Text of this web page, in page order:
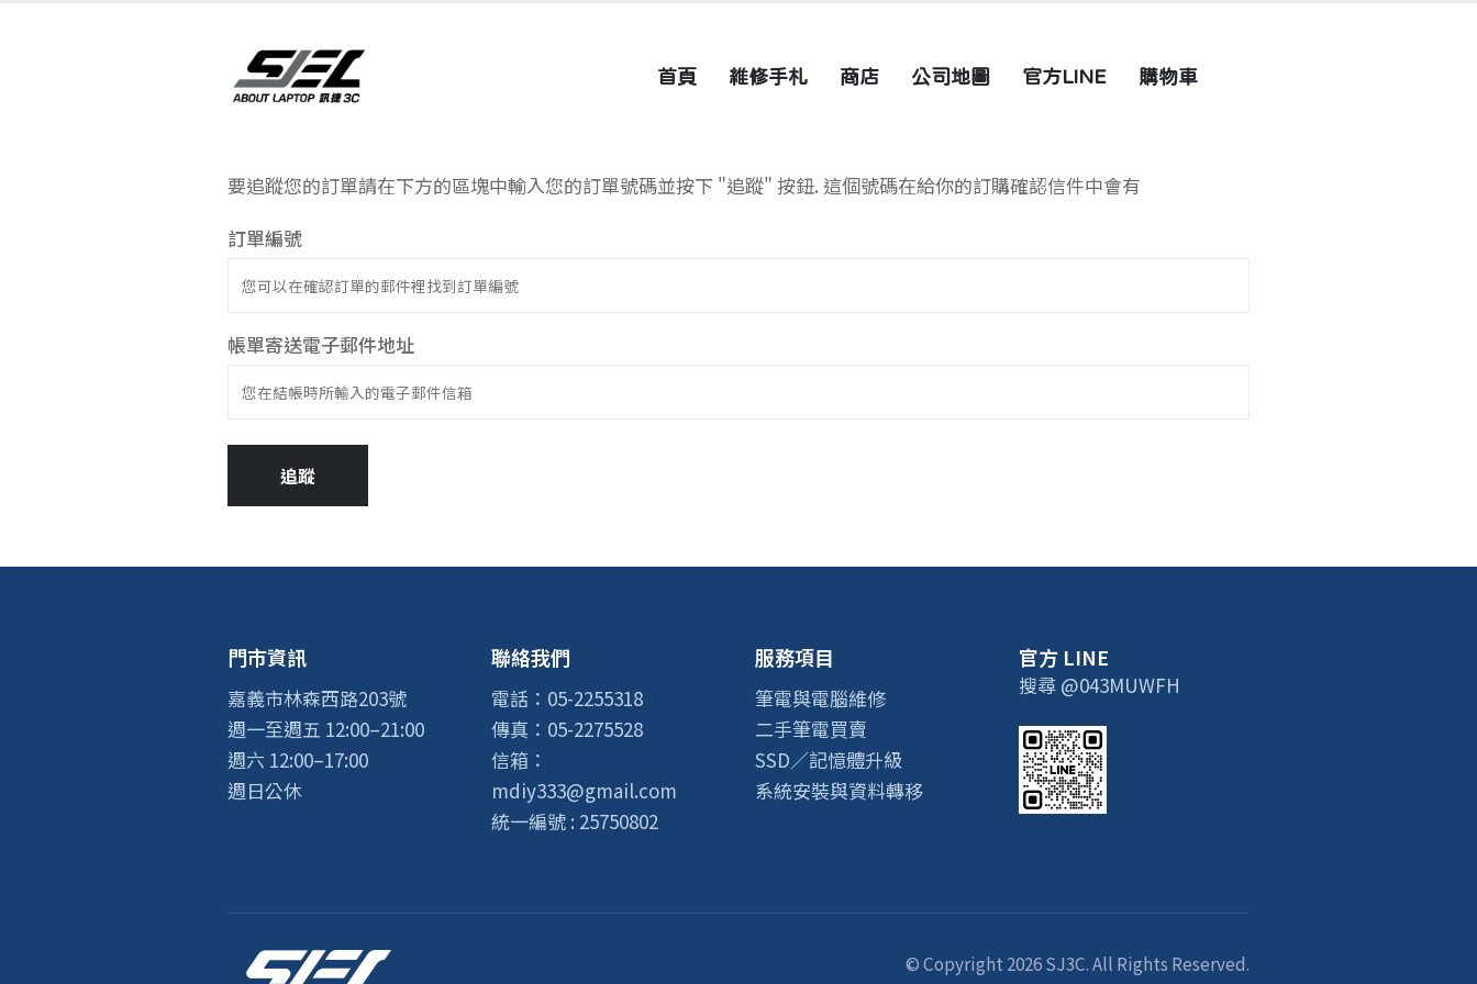
首頁 維修手札 商店 公司地圖 官方LINE 購物車
要追蹤您的訂單請在下方的區塊中輸入您的訂單號碼並按下 "追蹤" 按鈕. 這個號碼在給你的訂購確認信件中會有
訂單編號
帳單寄送電子郵件地址
追蹤
門市資訊
嘉義市林森西路203號
週一至週五 12:00–21:00
週六 12:00–17:00
週日公休
聯絡我們
電話：05-2255318
傳真：05-2275528
信箱：
mdiy333@gmail.com
統一編號 : 25750802
服務項目
筆電與電腦維修
二手筆電買賣
SSD／記憶體升級
系統安裝與資料轉移
官方 LINE
搜尋 @043MUWFH
© Copyright 2026 SJ3C. All Rights Reserved.